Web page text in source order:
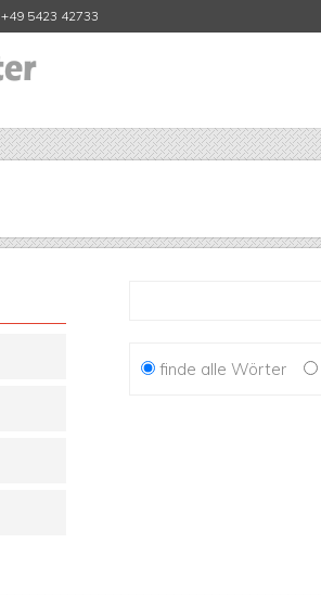
+49 5423 42733
Optionen
finde alle Wörter